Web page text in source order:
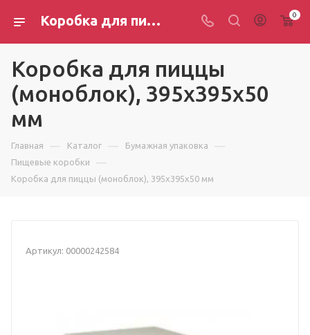
Коробка для пиццы (моноблок), 395х395х50 мм 0
Коробка для пиццы
(моноблок), 395х395х50
мм
Главная — Каталог — Бумажная упаковка —
Пищевые коробки —
Коробка для пиццы (моноблок), 395х395х50 мм
Артикул: 00000242584